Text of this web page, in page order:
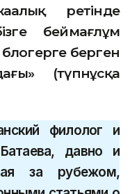
ретінде
беймағлұм
берген
(түпнұсқа
филолог и
давно и
за рубежом,